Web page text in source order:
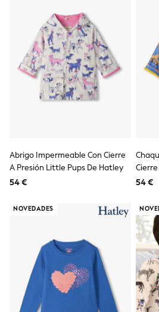
98 - 110cm (3 - 5 years)
116 - 134cm (6 - 9 years)
140 - 174cm (10 - 15+ years)
Trending: Top & Short Sets
Trending: Clogs
Toy Story
Pokemon
Spiderman
THE SET
Sweatshirts & Hoodies
Jumpers & Knitwear
Trousers & Chinos
Tops
Babygrows & Sleepsuits
Bodysuits & Vests
Jeans
Nightwear & Pyjamas
Shorts
Swimwear
Suits & Waistcoats
All Holiday Shop
Abrigo Impermeable Con Cierre
A Presión Little Pups De Hatley
54 €
54 €
NOVEDADES